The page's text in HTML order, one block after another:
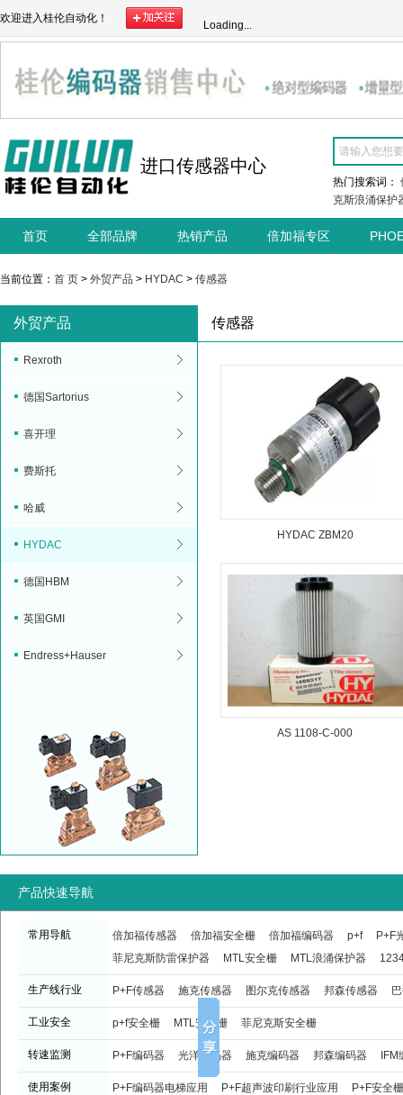
欢迎进入桂伦自动化！
Loading...
进口传感器中心
热门搜索词：
克斯浪涌保护
首页 全部品牌 热销产品 倍加福专区
当前位置： 首 页 > 外贸产品 > HYDAC > 传感器
外贸产品
Rexroth
德国Sartorius
喜开理
费斯托
哈威
HYDAC
德国HBM
英国GMI
Endress+Hauser
传感器
HYDAC ZBM20
AS 1108-C-000
产品快速导航
常用导航 倍加福传感器 倍加福安全栅 倍加福编码器 p+f
P+F
菲尼克斯防雷保护器
MTL安全栅 MTL浪涌保护器
生产线行业 P+F传感器 施克传感器 图尔克传感器 邦森传感器
工业安全 p+f安全栅 MTL安全栅 菲尼克斯安全栅
转速监测 P+F编码器 光洋编码器 施克编码器 邦森编码器
使用案例 P+F编码器电梯应用 P+F超声波印刷行业应用 P+F安全